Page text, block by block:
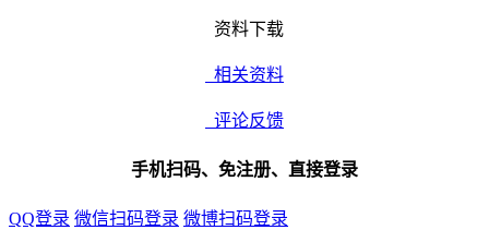
资料下载
相关资料
评论反馈
手机扫码、免注册、直接登录
QQ登录 微信扫码登录 微博扫码登录